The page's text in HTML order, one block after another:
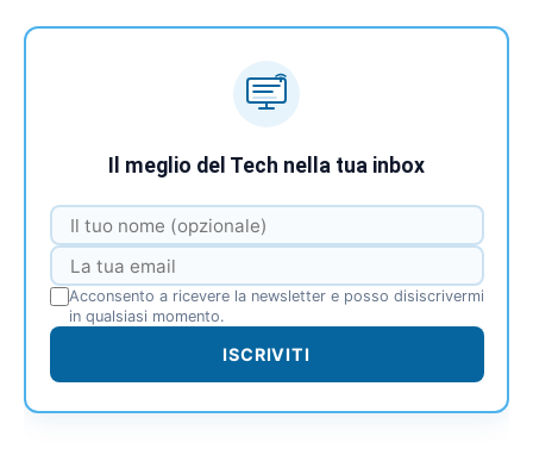
Il meglio del Tech nella tua inbox
Acconsento a ricevere la newsletter e posso disiscrivermi
in qualsiasi momento.
ISCRIVITI